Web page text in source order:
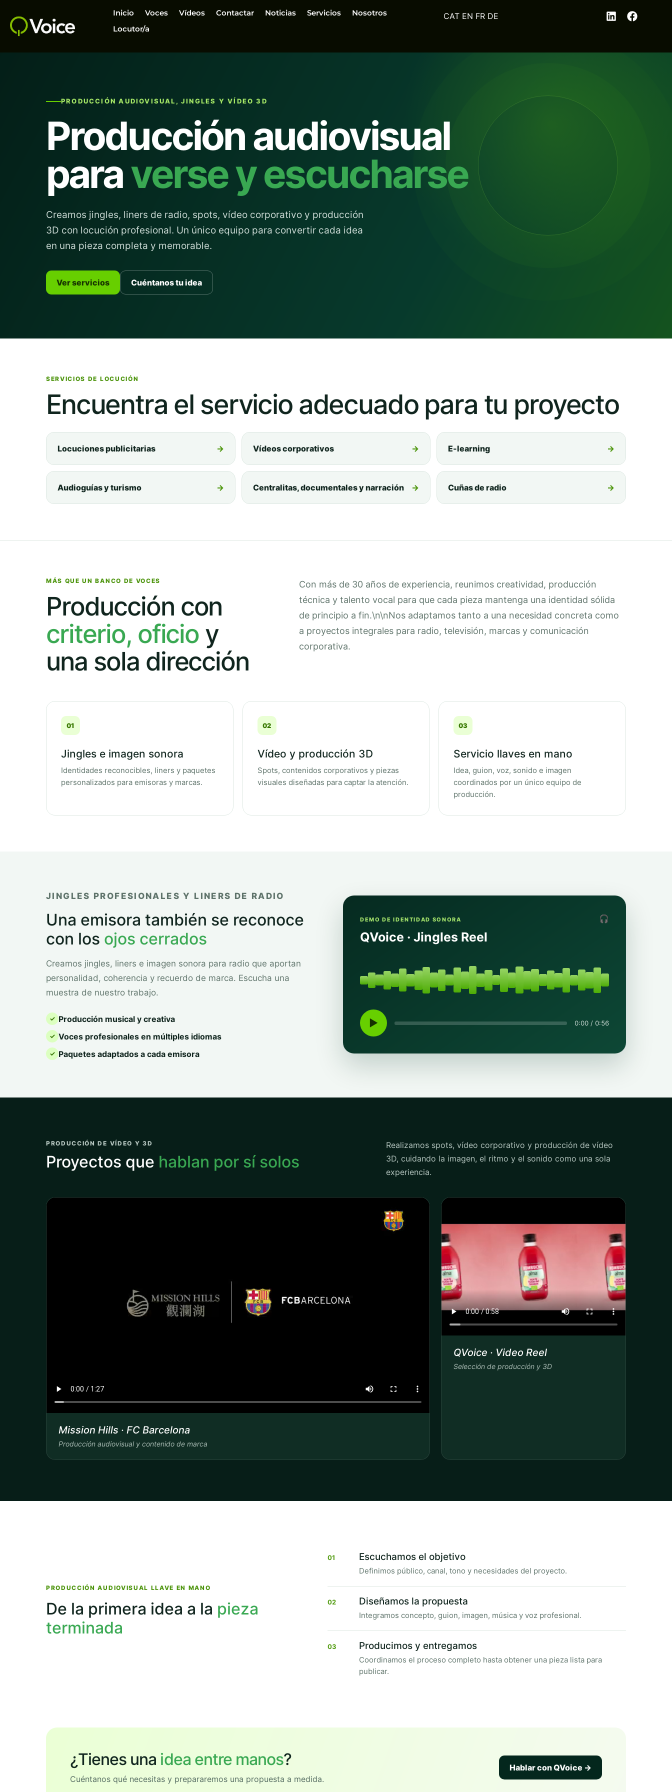
Inicio Voces Vídeos Contactar Noticias Servicios
Nosotros
Locutor/a
EN FR DE
PRODUCCIÓN AUDIOVISUAL, JINGLES Y VÍDEO 3D
Producción audiovisual
paraverse y escucharse
Creamos jingles, liners de radio, spots, vídeo corporativo y producción
3D con locución profesional. Un único equipo para convertir cada idea
en una pieza completa y memorable.
Ver servicios Cuéntanos tu idea
SERVICIOS DE LOCUCIÓN
Encuentra el servicio adecuado para tu proyecto
Locuciones publicitarias → Vídeos corporativos → E-learning →
Audioguías y turismo → Centralitas, documentales y narración → Cuñas de radio →
MÁS QUE UN BANCO DE VOCES
Producción con
criterio, oficio y
una sola dirección
Con más de 30 años de experiencia, reunimos creatividad, producción
técnica y talento vocal para que cada pieza mantenga una identidad sólida
de principio a fin.\n\nNos adaptamos tanto a una necesidad concreta como
a proyectos integrales para radio, televisión, marcas y comunicación
corporativa.
01
Jingles e imagen sonora
Identidades reconocibles, liners y paquetes
personalizados para emisoras y marcas.
02
Vídeo y producción 3D
Spots, contenidos corporativos y piezas
visuales diseñadas para captar la atención.
03
Servicio llaves en mano
Idea, guion, voz, sonido e imagen
coordinados por un único equipo de
producción.
JINGLES PROFESIONALES Y LINERS DE RADIO
Una emisora también se reconoce
con los ojos cerrados
Creamos jingles, liners e imagen sonora para radio que aportan
personalidad, coherencia y recuerdo de marca. Escucha una
muestra de nuestro trabajo.
Producción musical y creativa
Voces profesionales en múltiples idiomas
Paquetes adaptados a cada emisora
DEMO DE IDENTIDAD SONORA
QVoice · Jingles Reel
🎧
▶ 0:00 / 0:56
PRODUCCIÓN DE VÍDEO Y 3D
Proyectos que hablan por sí solos
Realizamos spots, vídeo corporativo y producción de vídeo
3D, cuidando la imagen, el ritmo y el sonido como una sola
experiencia.
Mission Hills · FC Barcelona
Producción audiovisual y contenido de marca
QVoice · Video Reel
Selección de producción y 3D
PRODUCCIÓN AUDIOVISUAL LLAVE EN MANO
De la primera idea a la pieza
terminada
01 Escuchamos el objetivo
Definimos público, canal, tono y necesidades del proyecto.
02 Diseñamos la propuesta
Integramos concepto, guion, imagen, música y voz profesional.
03 Producimos y entregamos
Coordinamos el proceso completo hasta obtener una pieza lista para
publicar.
¿Tienes una idea entre manos?
Cuéntanos qué necesitas y prepararemos una propuesta a medida.
Hablar con QVoice →